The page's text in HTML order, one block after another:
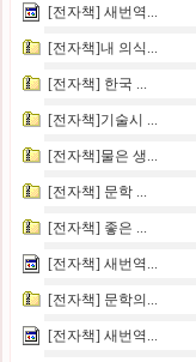
[전자책] 새번역...
[전자책]내 의식...
[전자책] 한국 ...
[전자책]기술시 ...
[전자책]물은 생...
[전자책] 문학 ...
[전자책] 좋은 ...
[전자책] 새번역...
[전자책] 문학의...
[전자책] 새번역...